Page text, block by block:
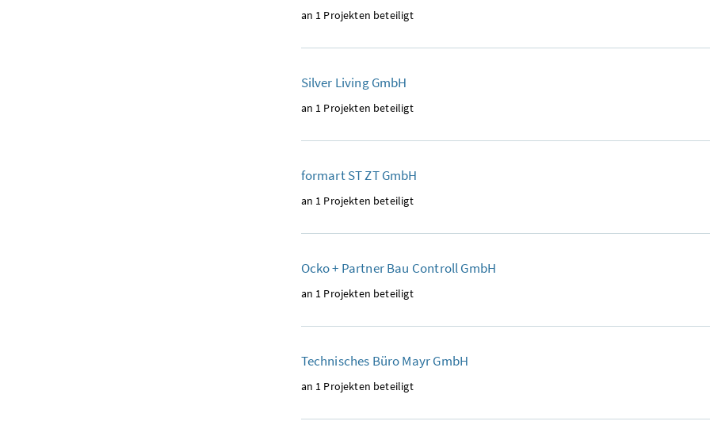
an 1 Projekten beteiligt
Silver Living GmbH
an 1 Projekten beteiligt
formart ST ZT GmbH
an 1 Projekten beteiligt
Ocko + Partner Bau Controll GmbH
an 1 Projekten beteiligt
Technisches Büro Mayr GmbH
an 1 Projekten beteiligt